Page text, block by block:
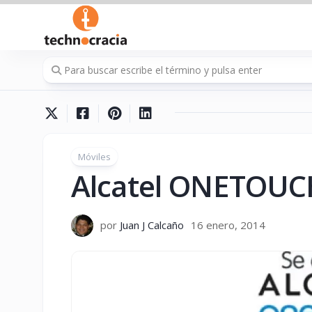
Saltar
contenido
Móviles
Alcatel
por Juan J Calcaño 16 enero, 2014